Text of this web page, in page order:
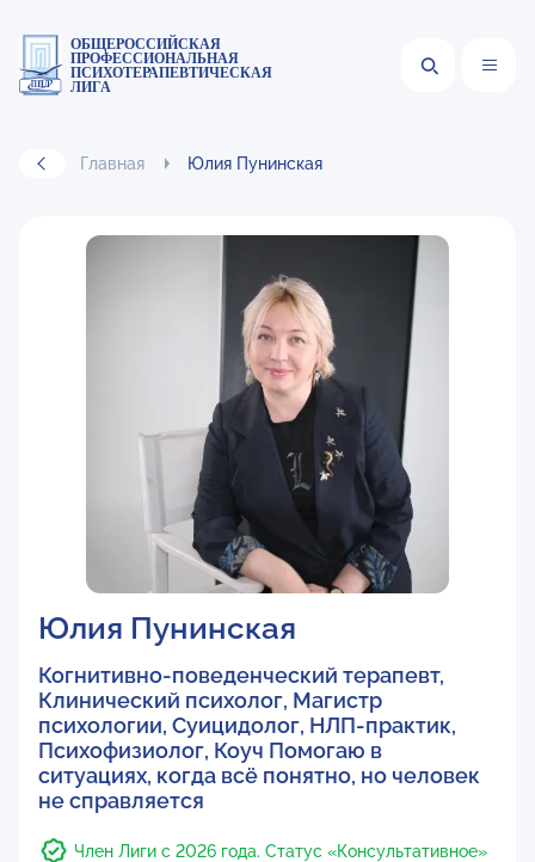
ОБЩЕРОССИЙСКАЯ
ПРОФЕССИОНАЛЬНАЯ
ПСИХОТЕРАПЕВТИЧЕСКАЯ
ЛИГА
Главная Юлия Пунинская
Юлия Пунинская
Когнитивно-поведенческий терапевт,
Клинический психолог, Магистр
психологии, Суицидолог, НЛП-практик,
Психофизиолог, Коуч Помогаю в
ситуациях, когда всё понятно, но человек
не справляется
Член Лиги с 2026 года. Статус «Консультативное»